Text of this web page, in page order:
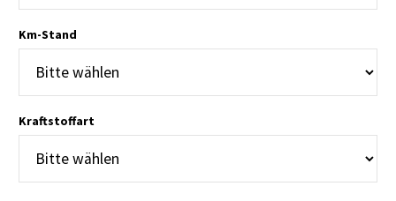
transparente Abwicklung, netter und
Km-Stand
Kraftstoffart